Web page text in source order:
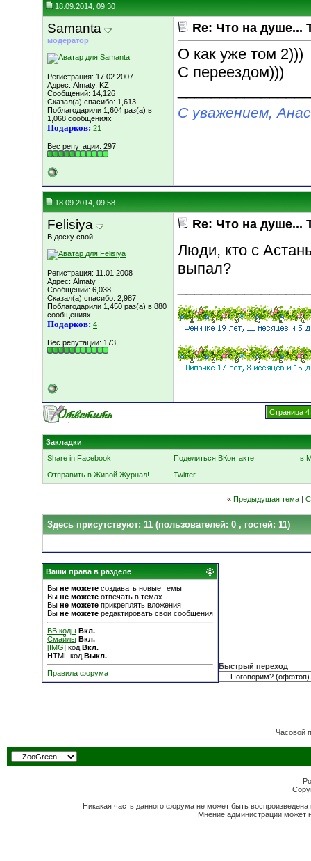
18.09.2014, 09:30
Samanta
модератор
Регистрация: 17.02.2007
Адрес: Almaty, KZ
Сообщений: 14,126
Сказал(а) спасибо: 1,613
Поблагодарили 1,604 раз(а) в
1,068 сообщениях
Подарков: 21
Вес репутации: 297
Re: Что на душе...
О как уже том 2)))
С переездом)))
С уважением,
18.09.2014, 09:58
Felisiya
В доску свой
Регистрация: 11.01.2008
Адрес: Almaty
Сообщений: 6,038
Сказал(а) спасибо: 2,987
Поблагодарили 1,450 раз(а) в 880
сообщениях
Подарков: 4
Вес репутации: 173
Re: Что на душе...
Люди, кто с
выпал?
Страница 4
Закладки
Share in Facebook
Поделиться ВКонтакте
в
Отправить в Живой Журнал!
Twitter
« Предыдущая тема|
Здесь присутствуют: 11 (пользователей: 0 , гостей: 11)
Ваши права в разделе
Вы не можете создавать новые темы
Вы не можете отвечать в темах
Вы не можете прикреплять вложения
Вы не можете редактировать свои сообщения
BB коды Вкл.
Смайлы Вкл.
[IMG] код Вкл.
HTML код Выкл.
Правила форума
Быстрый переход
Часовой
Никакая часть данного форума не может быть
Мнение администрации может